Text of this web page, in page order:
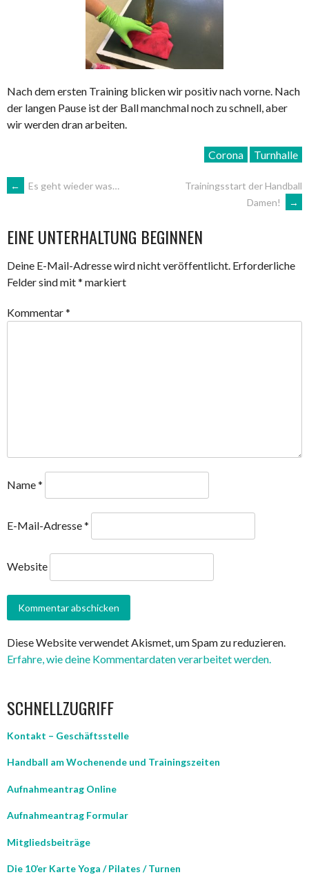
Nach dem ersten Training blicken wir positiv nach vorne. Nach
der langen Pause ist der Ball manchmal noch zu schnell, aber
wir werden dran arbeiten.
Corona Turnhalle
ARTIKEL-
NAVIGATION
← Es geht wieder was…
Trainingsstart der Handball
Damen!
→
EINE UNTERHALTUNG BEGINNEN
Deine E-Mail-Adresse wird nicht veröffentlicht. Erforderliche
Felder sind mit* markiert
Kommentar*
Name*
E-Mail-Adresse*
Website
Diese Website verwendet Akismet, um Spam zu reduzieren.
Erfahre, wie deine Kommentardaten verarbeitet werden.
SCHNELLZUGRIFF
Kontakt – Geschäftsstelle
Handball am Wochenende und Trainingszeiten
Aufnahmeantrag Online
Aufnahmeantrag Formular
Mitgliedsbeiträge
Die 10’er Karte Yoga / Pilates / Turnen